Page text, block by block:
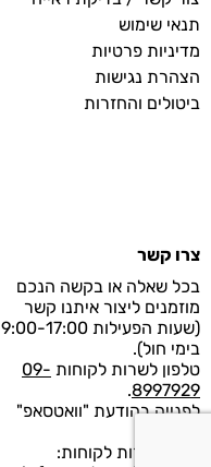
תנאי שימוש
מדיניות פרטיות
הצהרת נגישות
ביטולים והחזרות
צרו קשר
בכל שאלה או בקשה הנכם
מוזמנים ליצור איתנו קשר
(שעות הפעילות 9:00-17:00
בימי חול).
טלפון לשרות לקוחות 09-
8997929
.
לפנייה בהודעת "וואטסאפ"
מייל לשירות לקוחות: